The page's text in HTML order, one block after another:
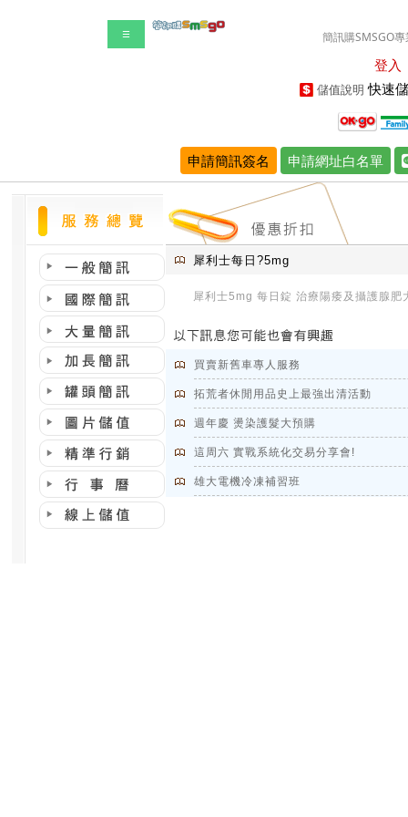
☰ 簡訊購SMSGO
登入
儲值說明 快速
申請簡訊簽名 申請網址白名單
犀利士每日?5mg
犀利士5mg 每日錠 治療陽痿及攝護腺肥
買賣新舊車專人服務
拓荒者休閒用品史上最強出清活動
週年慶 燙染護髮大預購
這周六 實戰系統化交易分享會!
雄大電機冷凍補習班